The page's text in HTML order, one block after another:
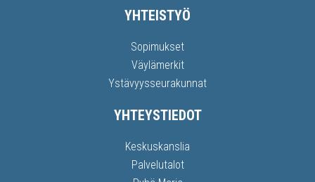
YHTEISTYÖ
Sopimukset
Väylämerkit
Ystävyysseurakunnat
YHTEYSTIEDOT
Keskuskanslia
Palvelutalot